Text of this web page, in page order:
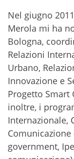
Nel giugno
Merola mi ha
Bologna,
Relazioni
Urbano,
Innovazione e
Progetto Smart
inoltre, i
Internazionale,
government,